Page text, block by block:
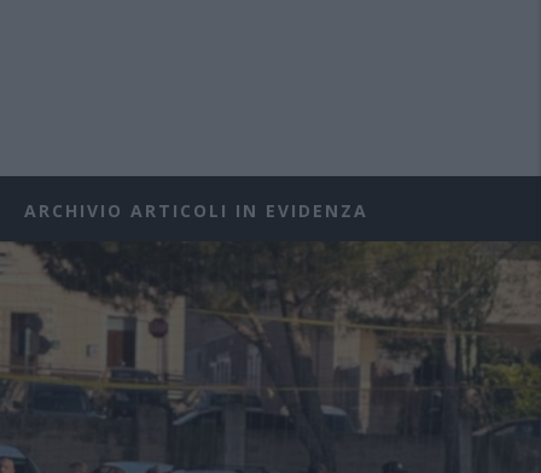
ARCHIVIO ARTICOLI IN EVIDENZA